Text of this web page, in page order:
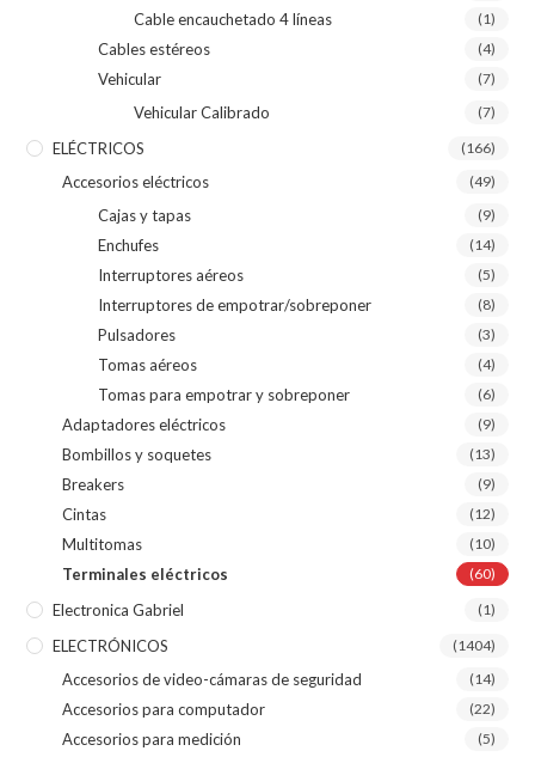
Cable encauchetado 4 líneas (1)
Cables estéreos (4)
Vehicular (7)
Vehicular Calibrado (7)
ELÉCTRICOS (166)
Accesorios eléctricos (49)
Cajas y tapas (9)
Enchufes (14)
Interruptores aéreos (5)
Interruptores de empotrar/sobreponer (8)
Pulsadores (3)
Tomas aéreos (4)
Tomas para empotrar y sobreponer (6)
Adaptadores eléctricos (9)
Bombillos y soquetes (13)
Breakers (9)
Cintas (12)
Multitomas (10)
Terminales eléctricos (60)
Electronica Gabriel (1)
ELECTRÓNICOS (1404)
Accesorios de video-cámaras de seguridad (14)
Accesorios para computador (22)
Accesorios para medición (5)